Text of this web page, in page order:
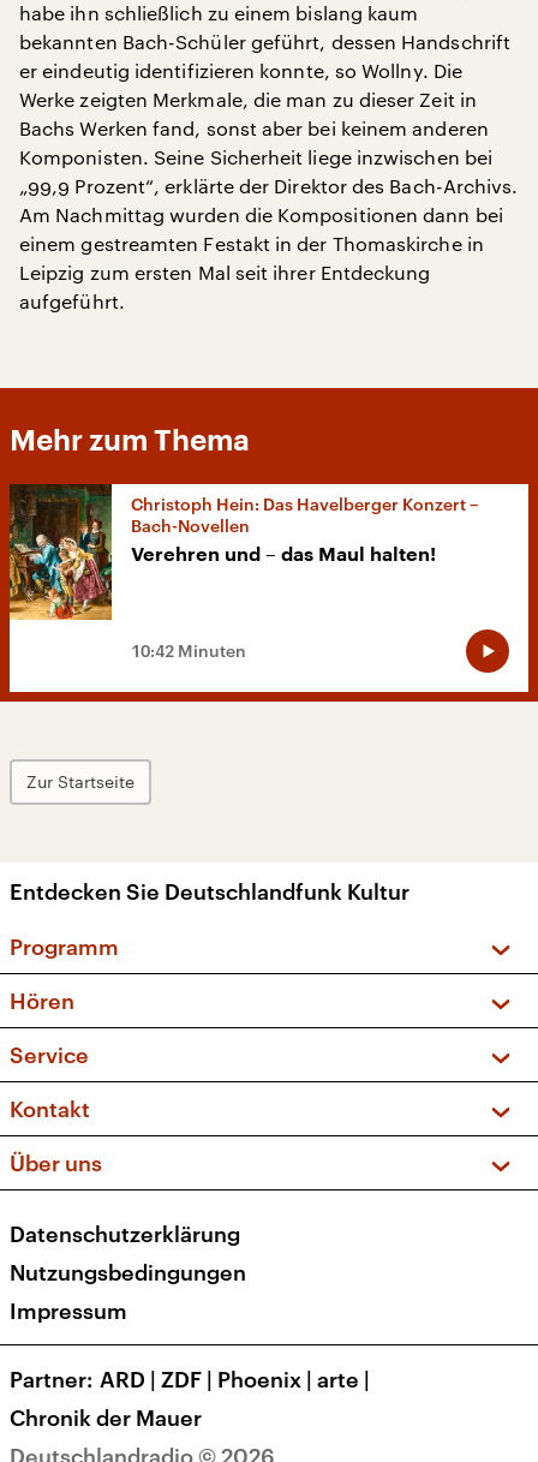
habe ihn schließlich zu einem bislang kaum
bekannten Bach-Schüler geführt, dessen Handschrift
er eindeutig identifizieren konnte, so Wollny. Die
Werke zeigten Merkmale, die man zu dieser Zeit in
Bachs Werken fand, sonst aber bei keinem anderen
Komponisten. Seine Sicherheit liege inzwischen bei
„99,9 Prozent“, erklärte der Direktor des Bach-Archivs.
Am Nachmittag wurden die Kompositionen dann bei
einem gestreamten Festakt in der Thomaskirche in
Leipzig zum ersten Mal seit ihrer Entdeckung
aufgeführt.
Mehr zum Thema
Christoph Hein: Das Havelberger Konzert –
Bach-Novellen
Verehren und – das Maul halten!
10:42 Minuten
Zur Startseite
Entdecken Sie Deutschlandfunk Kultur
Programm
Sendungen und Podcasts
Musikliste
Kakadu – Das Kinderprogramm
Hören
Frequenzen (UKW + DAB+)
Service
FAQ
Apps
Newsletter
Veranstaltungen
Kontakt
Social Media
Über uns
Presse
Karriere
Transparenz
Deutschlandradio © 2026
Datenschutzerklärung
Nutzungsbedingungen
Impressum
Partner ARD | ZDF | Phoenix | arte |
Chronik der Mauer